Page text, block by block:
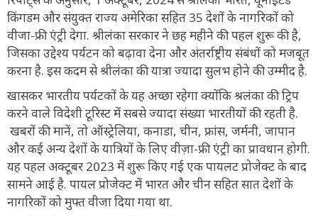
किंगडम और संयुक्त राज्य अमेरिका सहित 35 देशों के नागरिकों को
वीजा-फ्री एंट्री देगा. श्रीलंका सरकार ने छह महीने की पहल शुरू की है,
जिसका उद्देश्य पर्यटन को बढ़ावा देना और अंतर्राष्ट्रीय संबंधों को मजबूत
करना है. इस कदम से श्रीलंका की यात्रा ज्यादा सुलभ होने की उम्मीद है.
खासकर भारतीय पर्यटकों के यह अच्छा रहेगा क्योंकि श्रलंका की ट्रिप
करने वाले विदेशी टूरिस्ट में सबसे ज्यादा संख्या भारतीयों की रहती है.
खबरों की मानें, तो ऑस्ट्रेलिया, कनाडा, चीन, फ्रांस, जर्मनी, जापान
और कई अन्य देशों के यात्रियों के लिए वीज़ा-फ्री एंट्री का प्रावधान होगी.
यह पहल अक्टूबर 2023 में शुरू किए गई एक पायलट प्रोजेक्ट के बाद
सामने आई है. पायल प्रोजेक्ट में भारत और चीन सहित सात देशों के
नागरिकों को मुफ्त वीजा दिया गया था.